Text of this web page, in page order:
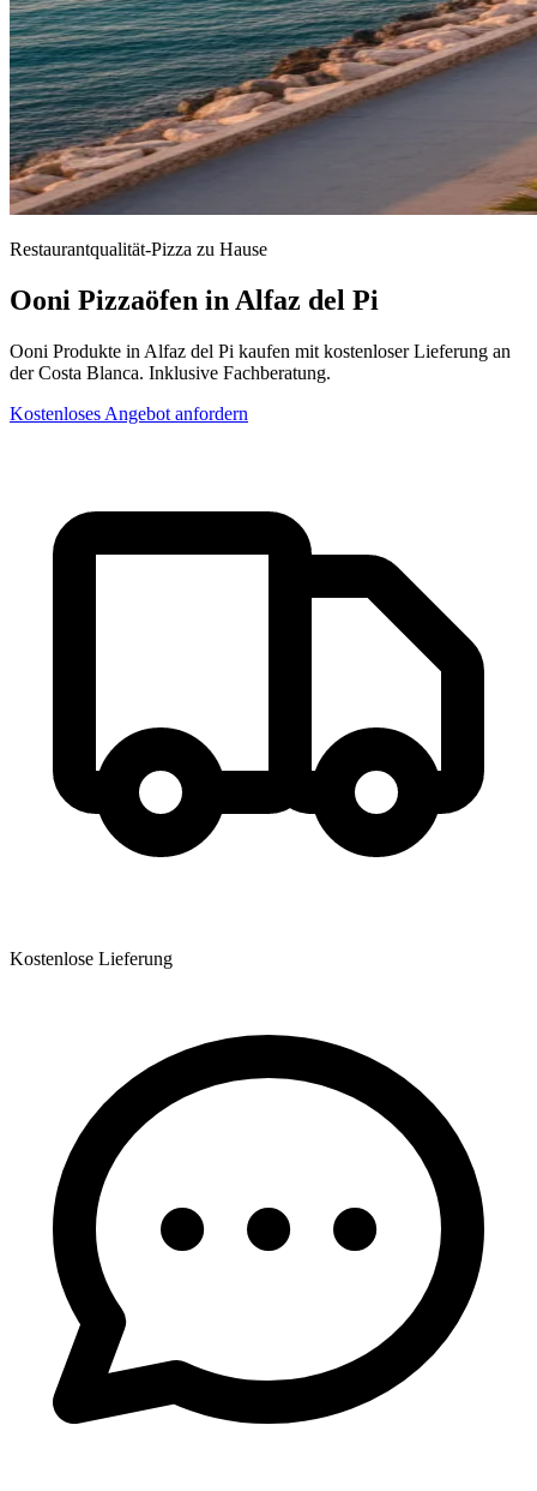
Restaurantqualität-Pizza zu Hause
Ooni Pizzaöfen in Alfaz del Pi
Ooni Produkte in Alfaz del Pi kaufen mit kostenloser Lieferung an
der Costa Blanca. Inklusive Fachberatung.
Kostenloses Angebot anfordern
Kostenlose Lieferung